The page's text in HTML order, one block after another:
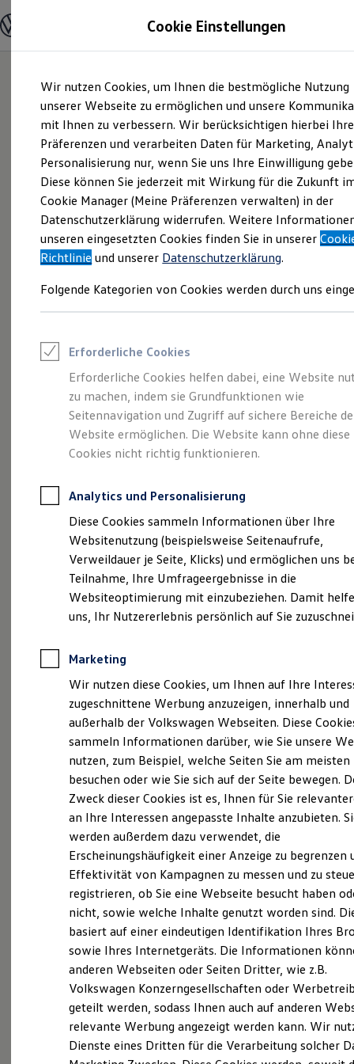
Hauptinhalt
springen
Footer
springen
Modelle und Konfigurator
Modelle vergleichen
Elektroautos
ENERGY Sondermodelle
Nutzfahrzeuge
SUV und CUV
Familienautos
Kombis
Kompaktwagen
Sportwagen
Schnell verfügbare Fahrzeuge
Angebote und Produkte
Aktuelle Angebote
E-Auto-Förderung
Volkswagen Marktplatz
Junge Gebrauchtwagen und Gebrauchtwagen
Saisonangebote
Leasing
Leasing-Angebote
Gebrauchtwagen Leasing
Junge Gebrauchtwagen-Leasing
Elektroauto Leasing
Kleinwagen-Leasing
Leasing ohne Anzahlung
Autokredit mit Schlussrate
Versicherungen und Garantien
Kfz-Versicherung
Restschuldversicherungen
Garantien
Wartungsverträge
Geschäftskunden
Professional Class bei Volkswagen
Großkunden
Behörden
Anpfiff zum Gewinn
Elektroautos
ID. Tutorials
Elektrofahrzeugkonzepte
Reichweite
Reichweite der ID. Modelle
Reichweite im Winter
Laden
Laden unterwegs
Laden Zuhause
Ladezeitensimulator
Batterie
Sicherheit
Garantie und Lebensdauer
Nachhaltigkeit
Technologie
Kosten und Kauf
Verbrauchskosten
Kaufoptionen
E-Auto-Förderung
Software und Konnektivität
Die ID. Software 6
ID. Software Versionen und Updates
Digitale Extras
Schnittstellen zu Ihrem ID.
Volkswagen Economy
Service Rabattaktion
( Impressum & Rechtliches )
Was ist der Economy Service
und wer kann ihn nutzen?
Ältere Volkswagen haben einen anderen
Servicebedarf als neue Fahrzeuge. Der Economy
Service ist speziell für Volkswagen Modelle
entwickelt worden, die älter als vier Jahre sind. Er
bietet Ihnen ein vielfältiges Leistungsspektrum mit
zeitwertgerechtem Service und hoher
Ersatzteilqualität. Die Leistungen sind durch
Fachwissen, Volkswagen Teile und langjährige
Erfahrung genau auf Ihr Fahrzeug abgestimmt und
decken nahezu alle Services ab. Die Preise sind
speziell auf das Alter Ihres Fahrzeugs ausgelegt. Bei
der Durchführung der im Serviceplan
vorgeschriebenen Leistungen wird auch die LongLife
Cookie Einstellungen
Wir nutzen Cookies, um Ihnen die bestmögliche Nutzung
unserer Webseite zu ermöglichen und unsere
mit Ihnen zu verbessern. Wir berücksichtigen hierbei Ihre
Präferenzen und verarbeiten Daten für Marketing,
Personalisierung nur, wenn Sie uns Ihre Einwilligung
Diese können Sie jederzeit mit Wirkung für die Zukunft
Cookie Manager (Meine Präferenzen verwalten) in der
Datenschutzerklärung widerrufen. Weitere
unseren eingesetzten Cookies finden Sie in unserer
Richtlinie und unserer Datenschutzerklärung.
Folgende Kategorien von Cookies werden durch uns
Erforderliche Cookies
Erforderliche Cookies helfen dabei, eine Website
zu machen, indem sie Grundfunktionen wie
Seitennavigation und Zugriff auf sichere Bereiche
Website ermöglichen. Die Website kann ohne diese
Cookies nicht richtig funktionieren.
Analytics und Personalisierung
Diese Cookies sammeln Informationen über Ihre
Websitenutzung (beispielsweise Seitenaufrufe,
Verweildauer je Seite, Klicks) und ermöglichen uns
Teilnahme, Ihre Umfrageergebnisse in die
Websiteoptimierung mit einzubeziehen. Damit
uns, Ihr Nutzererlebnis persönlich auf Sie
Marketing
Wir nutzen diese Cookies, um Ihnen auf Ihre
zugeschnittene Werbung anzuzeigen, innerhalb und
außerhalb der Volkswagen Webseiten. Diese
sammeln Informationen darüber, wie Sie unsere
nutzen, zum Beispiel, welche Seiten Sie am meisten
besuchen oder wie Sie sich auf der Seite bewegen.
Zweck dieser Cookies ist es, Ihnen für Sie
an Ihre Interessen angepasste Inhalte anzubieten.
werden außerdem dazu verwendet, die
Erscheinungshäufigkeit einer Anzeige zu begrenzen
Effektivität von Kampagnen zu messen und zu
registrieren, ob Sie eine Webseite besucht haben
nicht, sowie welche Inhalte genutzt worden sind.
basiert auf einer eindeutigen Identifikation Ihres
sowie Ihres Internetgeräts. Die Informationen
anderen Webseiten oder Seiten Dritter, wie z.B.
Volkswagen Konzerngesellschaften oder
geteilt werden, sodass Ihnen auch auf anderen
relevante Werbung angezeigt werden kann. Wir
Dienste eines Dritten für die Verarbeitung solcher